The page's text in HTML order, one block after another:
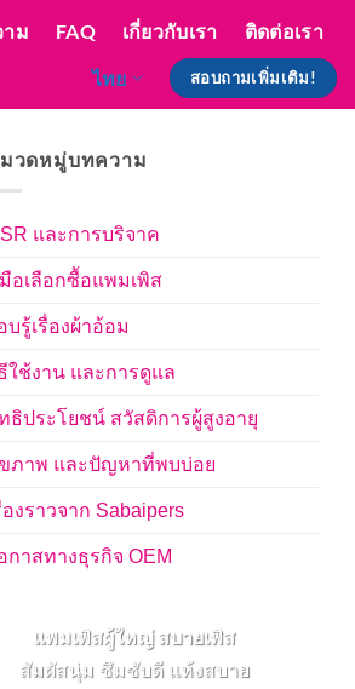
ม FAQ เกี่ยวกับเรา ติดต่อเรา
ไทย สอบถามเพิ่มเติม!
วดหมู่บทความ
และการบริจาค
อเลือกซื้อแพมเพิส
บรู้เรื่องผ้าอ้อม
ใช้งาน และการดูแล
ธิประโยชน์ สวัสดิการผู้สูงอายุ
ภาพ และปัญหาที่พบบ่อย
องราวจาก Sabaipers
กาสทางธุรกิจ OEM
แพมเพิสผู้ใหญ่ สบายเพิส
สัมผัสนุ่ม ซึมซับดี แห้งสบาย